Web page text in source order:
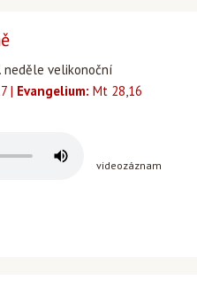
neděle velikonoční
| Evangelium: Mt 28,16
videozáznam